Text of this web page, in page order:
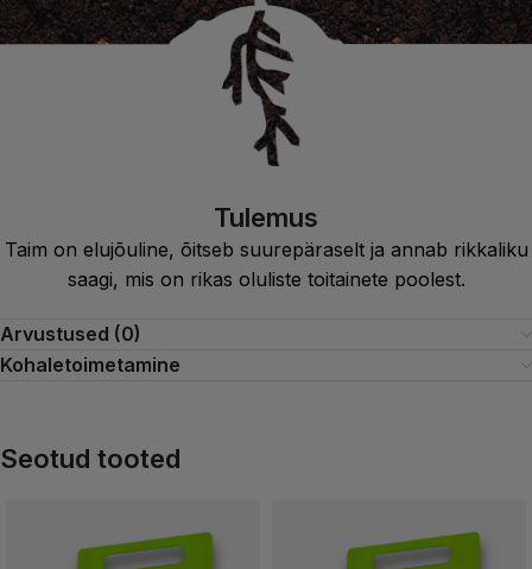
Tulemus
Taim on elujõuline, õitseb suurepäraselt ja annab rikkaliku
saagi, mis on rikas oluliste toitainete poolest.
Arvustused (0)
Kohaletoimetamine
Seotud tooted